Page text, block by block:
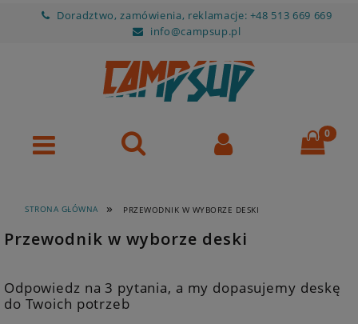
Doradztwo, zamówienia, reklamacje: +48 513 669 669
info@campsup.pl
STRONA GŁÓWNA » PRZEWODNIK W WYBORZE DESKI
Przewodnik w wyborze deski
Odpowiedz na 3 pytania, a my dopasujemy deskę
do Twoich potrzeb